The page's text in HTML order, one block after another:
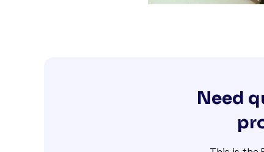
Need